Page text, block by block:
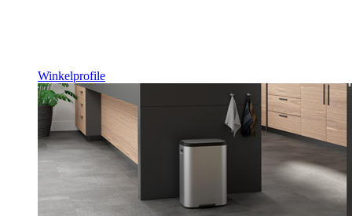
Winkelprofile